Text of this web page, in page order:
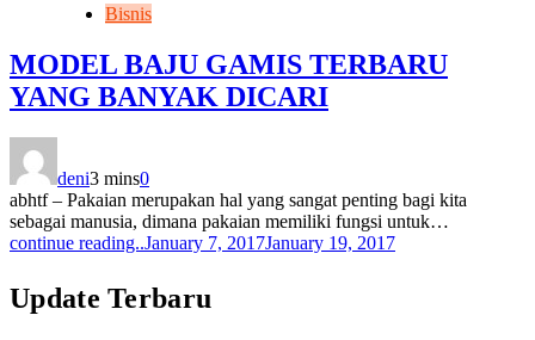
Bisnis
MODEL BAJU GAMIS TERBARU
YANG BANYAK DICARI
deni3 mins0
​abhtf – Pakaian merupakan hal yang sangat penting bagi kita
sebagai manusia, dimana pakaian memiliki fungsi untuk…
continue reading..January 7, 2017January 19, 2017
Update Terbaru